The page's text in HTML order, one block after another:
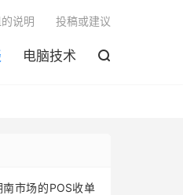
电脑技术 
说明 投稿或建议
市场的POS收单